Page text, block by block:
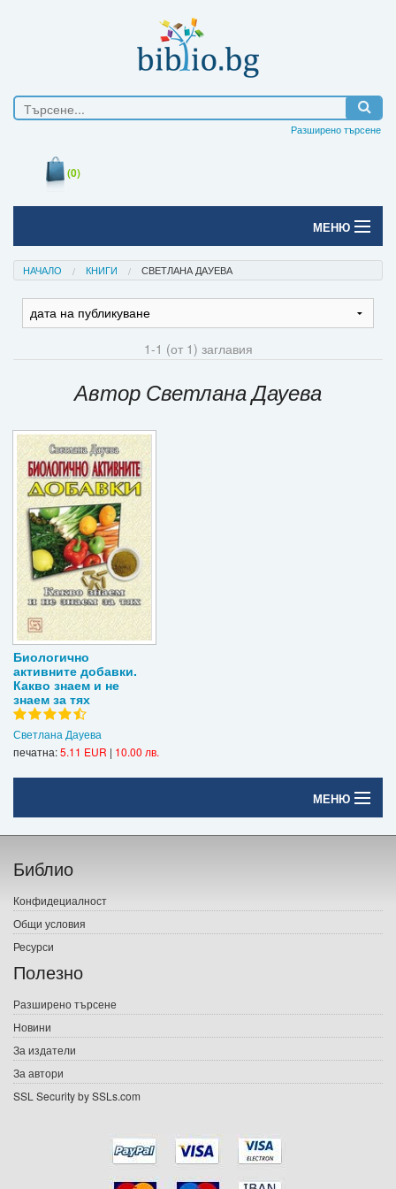
Разширено търсене
(0)
МЕНЮ
Начало
Печатни книги
Е-списания
Подаръци
Ваучери
Промоции
Контакти
Вход
Регистрация
НАЧАЛО КНИГИ СВЕТЛАНА ДАУЕВА
1-1 (от 1) заглавия
Автор Светлана Дауева
Биологично
активните добавки.
Какво знаем и не
знаем за тях
Светлана Дауева
печатна:5.11 EUR | 10.00 лв.
МЕНЮ
Начало
Печатни книги
Електронни книги
Е-списания
Подаръци
Ваучери
Библио
Конфидециалност
Общи условия
Ресурси
Полезно
Разширено търсене
Новини
За издатели
За автори
SSL Security by SSLs.com